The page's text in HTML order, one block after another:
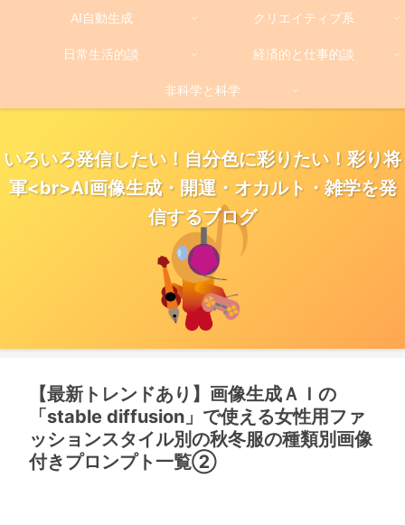
いろいろ発信したい！自分色に彩りたい！彩り将
軍<br>AI画像生成・開運・オカルト・雑学を発
信するブログ
AI自動生成 クリエイティブ系
日常生活的談 経済的と仕事的談
非科学と科学
【最新トレンドあり】画像生成ＡＩの
「stable diffusion」で使える女性用ファ
ッションスタイル別の秋冬服の種類別画像
付きプロンプト一覧②